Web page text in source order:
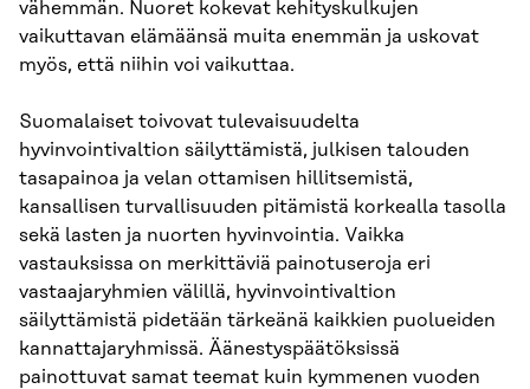
vähemmän. Nuoret kokevat kehityskulkujen
vaikuttavan elämäänsä muita enemmän ja uskovat
myös, että niihin voi vaikuttaa.
Suomalaiset toivovat tulevaisuudelta
hyvinvointivaltion säilyttämistä, julkisen talouden
tasapainoa ja velan ottamisen hillitsemistä,
kansallisen turvallisuuden pitämistä korkealla tasolla
sekä lasten ja nuorten hyvinvointia. Vaikka
vastauksissa on merkittäviä painotuseroja eri
vastaajaryhmien välillä, hyvinvointivaltion
säilyttämistä pidetään tärkeänä kaikkien puolueiden
kannattajaryhmissä. Äänestyspäätöksissä
painottuvat samat teemat kuin kymmenen vuoden